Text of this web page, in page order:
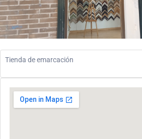
Tienda de emarcación